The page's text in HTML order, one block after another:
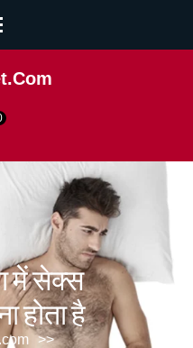
में सेक्स
होता है
>>